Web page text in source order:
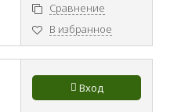
Сравнение
В избранное
Вход